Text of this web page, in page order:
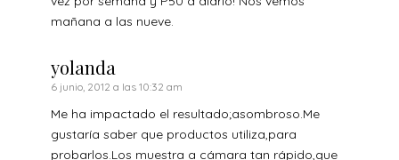
mañana a las nueve.
yolanda
6 junio, 2012 a las 10:32 am
Me ha impactado el resultado;asombroso.Me
gustaría saber que productos utiliza,para
probarlos.Los muestra a cámara tan rápido,que